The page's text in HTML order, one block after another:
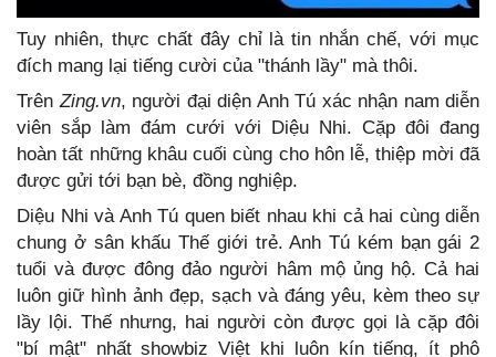
Tuy nhiên, thực chất đây chỉ là tin nhắn chế, với mục
đích mang lại tiếng cười của "thánh lầy" mà thôi.
Trên Zing.vn, người đại diện Anh Tú xác nhận nam diễn
viên sắp làm đám cưới với Diệu Nhi. Cặp đôi đang
hoàn tất những khâu cuối cùng cho hôn lễ, thiệp mời đã
được gửi tới bạn bè, đồng nghiệp.
Diệu Nhi và Anh Tú quen biết nhau khi cả hai cùng diễn
chung ở sân khấu Thế giới trẻ. Anh Tú kém bạn gái 2
tuổi và được đông đảo người hâm mộ ủng hộ. Cả hai
luôn giữ hình ảnh đẹp, sạch và đáng yêu, kèm theo sự
lầy lội. Thế nhưng, hai người còn được gọi là cặp đôi
"bí mật" nhất showbiz Việt khi luôn kín tiếng, ít phô